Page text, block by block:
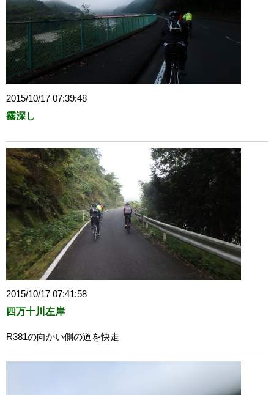
2015/10/17 07:39:48
霧深し
2015/10/17 07:41:58
四万十川左岸
R381の向かい側の道を快走